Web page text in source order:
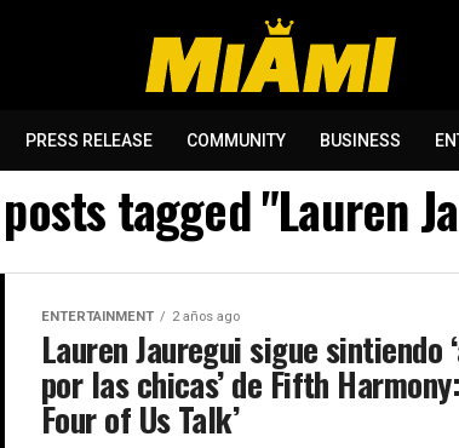
PRESS RELEASE COMMUNITY BUSINESS
tagged "Lauren
ENTERTAINMENT 2 años ago
Lauren Jauregui sigue sintiendo
por las chicas’ de Fifth
Four of Us Talk’